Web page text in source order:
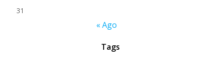
31
« Ago
Tags